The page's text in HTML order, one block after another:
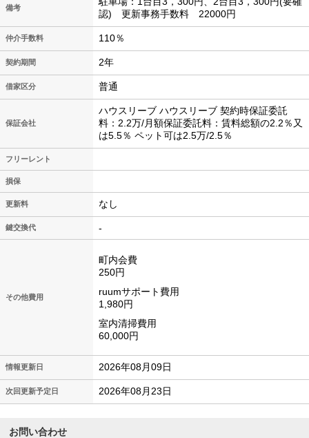
備考
認) 更新事務手数料 22000円
仲介手数料 110％
契約期間 2年
借家区分 普通
保証会社
ハウスリーブ ハウスリーブ 契約時保証委託
料：2.2万/月額保証委託料：賃料総額の2.2％又
は5.5％ ペット可は2.5万/2.5％
フリーレント
損保
更新料 なし
鍵交換代 -
その他費用
町内会費
250円
ruumサポート費用
1,980円
室内清掃費用
60,000円
情報更新日 2026年08月09日
次回更新予定日 2026年08月23日
お問い合わせ